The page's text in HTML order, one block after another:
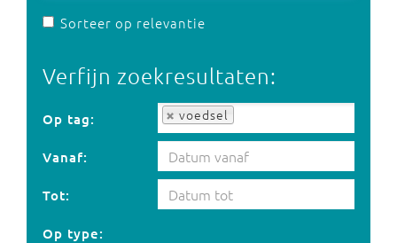
Sorteer op relevantie
Verfijn zoekresultaten:
Op tag: voedsel
Op tag:
Vanaf:
Tot:
Op type: